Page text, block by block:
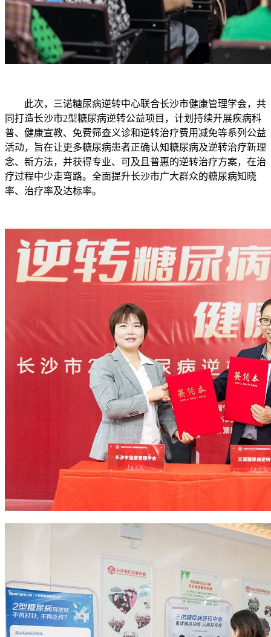
此次，三诺糖尿病逆转中心联合长沙市健康管理学会，共
同打造长沙市2型糖尿病逆转公益项目，计划持续开展疾病科
普、健康宣教、免费筛查义诊和逆转治疗费用减免等系列公益
活动，旨在让更多糖尿病患者正确认知糖尿病及逆转治疗新理
念、新方法，并获得专业、可及且普惠的逆转治疗方案，在治
疗过程中少走弯路。全面提升长沙市广大群众的糖尿病知晓
率、治疗率及达标率。